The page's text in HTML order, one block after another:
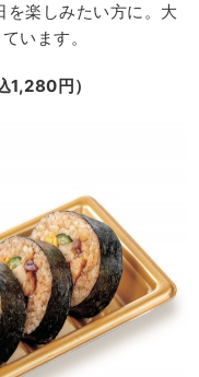
を楽しみたい方に。大
います。
円）